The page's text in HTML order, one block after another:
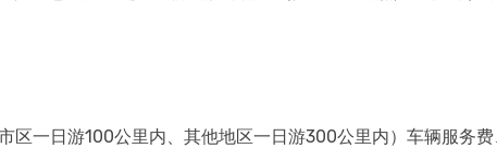
区一日游100公里内、其他地区一日游300公里内）车辆服务费